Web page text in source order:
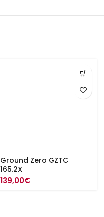
Ground Zero GZTC
165.2X
139,00€